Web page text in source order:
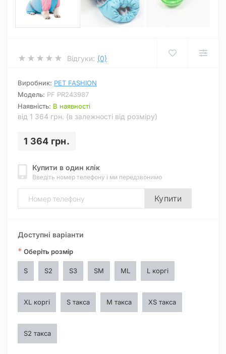
Відгуки: (0)
Виробник: PET FASHION
Модель: PF PR243987
Наявність: В наявності
від 1 364 грн. (в залежності від розміру)
1 364 грн.
Купити в один клік
Введіть номер телефону і ми передзвонимо
Купити
Доступні варіанти
* Оберіть розмір
S S2 S3 SM ML L коргі
XL коргі S такса M такса XS такса
S2 такса